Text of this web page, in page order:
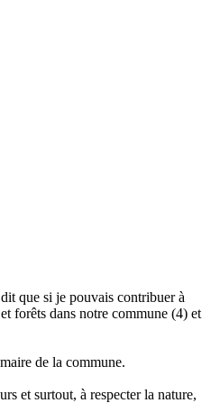
que si je pouvais contribuer à
forêts dans notre commune (4) et
de la commune.
et surtout, à respecter la nature,